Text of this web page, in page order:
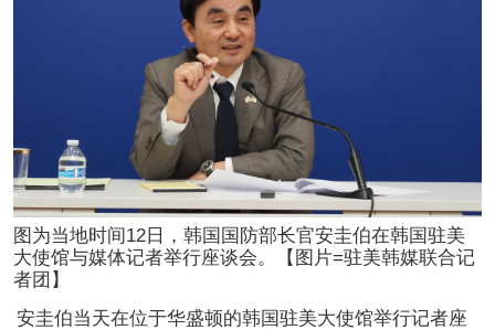
图为当地时间12日，韩国国防部长官安圭伯在韩国驻美
大使馆与媒体记者举行座谈会。【图片=驻美韩媒联合记
者团】
安圭伯当天在位于华盛顿的韩国驻美大使馆举行记者座